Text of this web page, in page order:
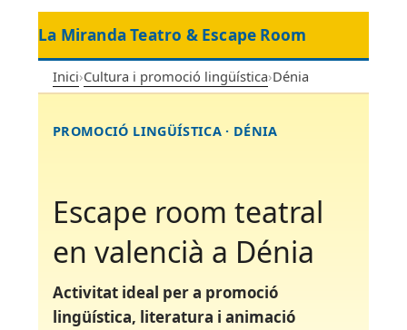
La Miranda Teatro & Escape Room
Inici›Cultura i promoció lingüística›Dénia
PROMOCIÓ LINGÜÍSTICA · DÉNIA
Escape room teatral
en valencià a Dénia
Activitat ideal per a promoció
lingüística, literatura i animació